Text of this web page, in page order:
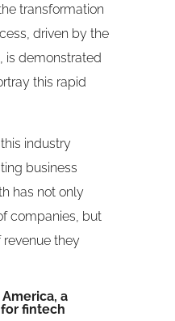
transformation
driven by the
is demonstrated
this rapid
industry
business
has not only
companies, but
they
a
fintech